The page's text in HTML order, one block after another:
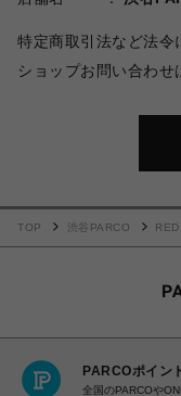
特定商取引法など法令
ショップお問い合わせ
TOP 渋谷PARCO
PARCOポイン
全国のPARCOや